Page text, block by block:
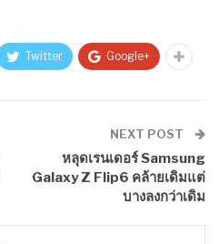
Twitter Google+
NEXT POST
หลุดเรนเดอร์ Samsung
Galaxy Z Flip6 คล้ายเดิมแต่
บางลงกว่าเดิม